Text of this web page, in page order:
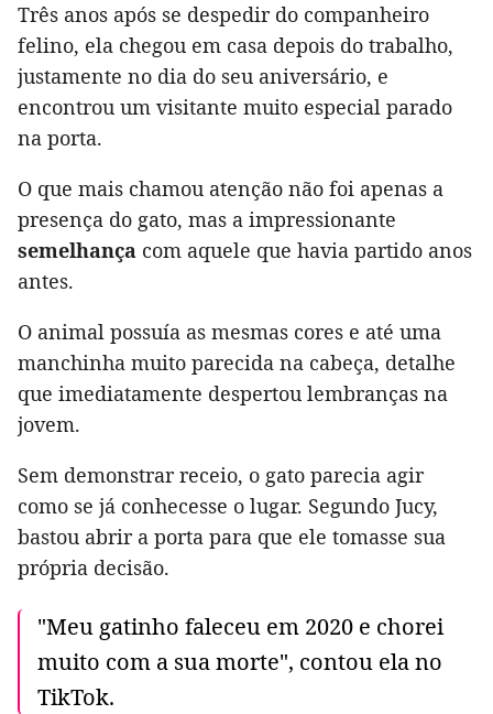
Três anos após se despedir do companheiro
felino, ela chegou em casa depois do trabalho,
justamente no dia do seu aniversário, e
encontrou um visitante muito especial parado
na porta.
O que mais chamou atenção não foi apenas a
presença do gato, mas a impressionante
semelhança com aquele que havia partido anos
antes.
O animal possuía as mesmas cores e até uma
manchinha muito parecida na cabeça, detalhe
que imediatamente despertou lembranças na
jovem.
Sem demonstrar receio, o gato parecia agir
como se já conhecesse o lugar. Segundo Jucy,
bastou abrir a porta para que ele tomasse sua
própria decisão.
"Meu gatinho faleceu em 2020 e chorei
muito com a sua morte", contou ela no
TikTok.